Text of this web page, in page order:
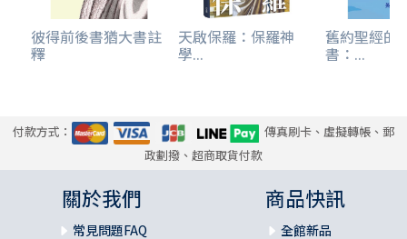
彼得前後書猶大書註
釋
天啟保羅：保羅神
學...
舊約聖經的
書：...
付款方式：
傳真刷卡、虛擬轉帳、郵
政劃撥、超商取貨付款
關於我們
常見問題FAQ
商品快訊
全館新品